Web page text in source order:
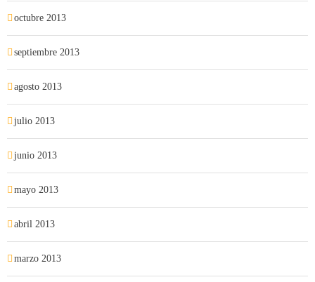
octubre 2013
septiembre 2013
agosto 2013
julio 2013
junio 2013
mayo 2013
abril 2013
marzo 2013